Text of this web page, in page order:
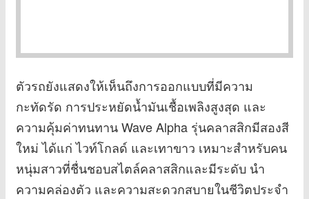
ตัวรถยังแสดงให้เห็นถึงการออกแบบที่มีความ
กะทัดรัด การประหยัดน้ำมันเชื้อเพลิงสูงสุด และ
ความคุ้มค่าทนทาน Wave Alpha รุ่นคลาสสิกมีสองสี
ใหม่ ได้แก่ ไวท์โกลด์ และเทาขาว เหมาะสำหรับคน
หนุ่มสาวที่ชื่นชอบสไตล์คลาสสิกและมีระดับ นำ
ความคล่องตัว และความสะดวกสบายในชีวิตประจำ